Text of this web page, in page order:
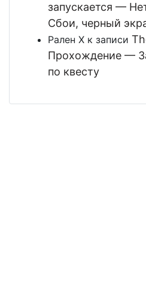
запускается —
Сбои, черный
Рален Х к записи
Прохождение —
по квесту